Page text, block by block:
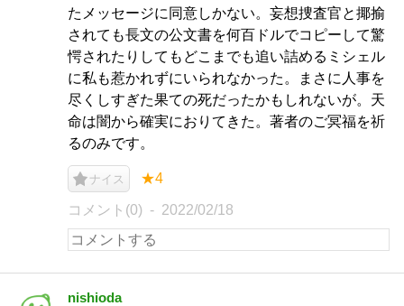
たメッセージに同意しかない。妄想捜査官と揶揄
されても長文の公文書を何百ドルでコピーして驚
愕されたりしてもどこまでも追い詰めるミシェル
に私も惹かれずにいられなかった。まさに人事を
尽くしすぎた果ての死だったかもしれないが。天
命は闇から確実におりてきた。著者のご冥福を祈
るのみです。
ナイス ★4
コメント(0) 2022/02/18
nishioda